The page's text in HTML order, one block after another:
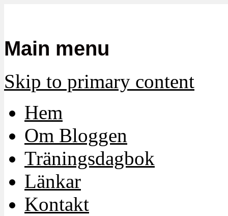
Main menu
Skip to primary content
Hem
Om Bloggen
Träningsdagbok
Länkar
Kontakt